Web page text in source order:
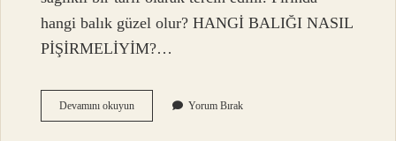
hangi balık güzel olur? HANGİ BALIĞI NASIL
PİŞİRMELİYİM?…
Devamını okuyunHangi
Balık
Yorum Bırak